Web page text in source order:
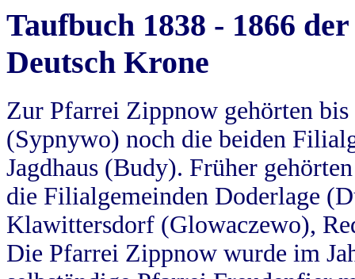
Taufbuch 1838 - 1866
Deutsch Krone
Zur Pfarrei Zippnow gehörten
(Sypnywo) noch die beiden
Jagdhaus (Budy). Früher
die Filialgemeinden Doderlage
Klawittersdorf (Glowaczewo),
Die Pfarrei Zippnow wurde im